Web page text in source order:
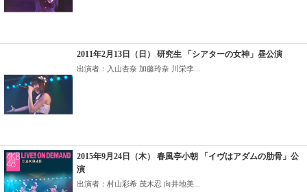
2011年2月13日（日） 研究生 「シアターの女神」昼公演
出演者：入山杏奈 加藤玲奈 川栄李...
2015年9月24日（木） 春風亭小朝 「イヴはアダムの肋骨」公
演
出演者：村山彩希 茂木忍 向井地美...